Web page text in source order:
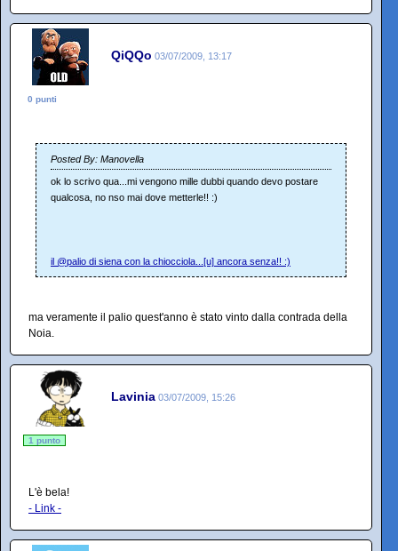
QiQQo 03/07/2009, 13:17
0 punti
Posted By: Manovella
ok lo scrivo qua...mi vengono mille dubbi quando devo postare
qualcosa, no nso mai dove metterle!! :)
il @palio di siena con la chiocciola...[u] ancora senza!! :)
ma veramente il palio quest'anno è stato vinto dalla contrada della
Noia.
Lavinia 03/07/2009, 15:26
1 punto
L'è bela!
- Link -